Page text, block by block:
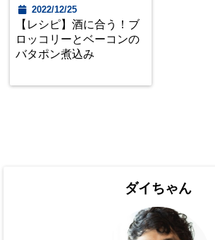
2022/12/25
【レシピ】酒に合う！ブ
ロッコリーとベーコンの
バタポン煮込み
ダイちゃん